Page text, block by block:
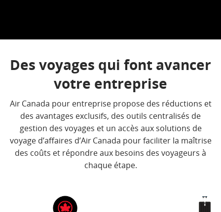
Des voyages qui font avancer
votre entreprise
Air Canada pour entreprise propose des réductions et
des avantages exclusifs, des outils centralisés de
gestion des voyages et un accès aux solutions de
voyage d’affaires d’Air Canada pour faciliter la maîtrise
des coûts et répondre aux besoins des voyageurs à
chaque étape.